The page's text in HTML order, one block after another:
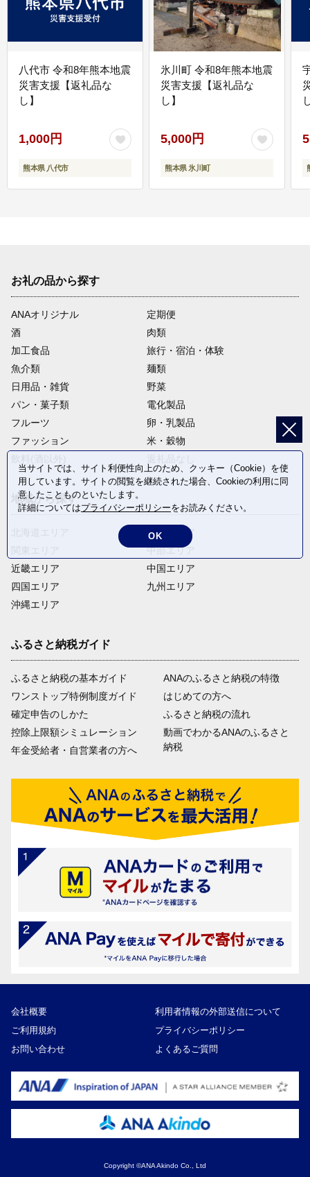
八代市 令和8年熊本地震
災害支援【返礼品な
し】
1,000円
熊本県 八代市
氷川町 令和8年熊本地震
災害支援【返礼品な
し】
5,000円
熊本県 氷川町
お礼の品から探す
ANAオリジナル
定期便
酒
肉類
加工食品
旅行・宿泊・体験
魚介類
麺類
日用品・雑貨
野菜
パン・菓子類
電化製品
フルーツ
卵・乳製品
ファッション
米・穀物
地域から探す
近畿エリア
四国エリア
沖縄エリア
東北エリア
中部エリア
中国エリア
九州エリア
ふるさと納税ガイド
ふるさと納税の基本ガイド
ワンストップ特例制度ガイド
確定申告のしかた
控除上限額シミュレーション
年金受給者・自営業者の方へ
ANAのふるさと納税の特徴
はじめての方へ
ふるさと納税の流れ
動画でわかるANAのふるさと
納税
会社概要
利用者情報の外部送信について
ご利用規約
プライバシーポリシー
お問い合わせ
よくあるご質問
Copyright ©ANA Akindo Co., Ltd
当サイトでは、サイト利便性向上のため、クッキー（Cookie）を使
用しています。サイトの閲覧を継続された場合、Cookieの利用に同
意したことものといたします。
詳細についてはプライバシーポリシーをお読みください。
OK